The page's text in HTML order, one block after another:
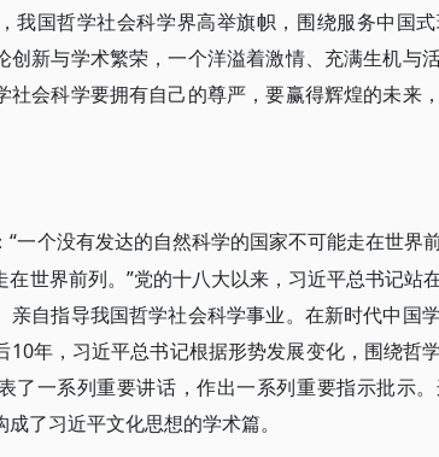
我国哲学社会科学界高举旗帜，围绕服务中国
新与学术繁荣，一个洋溢着激情、充满生机与
社会科学要拥有自己的尊严，要赢得辉煌的未来
“一个没有发达的自然科学的国家不可能走在世界
世界前列。”党的十八大以来，习近平总书记站
亲自指导我国哲学社会科学事业。在新时代中国
10年，习近平总书记根据形势发展变化，围绕哲
了一系列重要讲话，作出一系列重要指示批示
了习近平文化思想的学术篇。